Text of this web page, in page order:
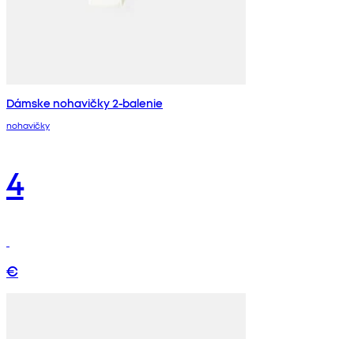
Dámske nohavičky 2-balenie
nohavičky
4
€